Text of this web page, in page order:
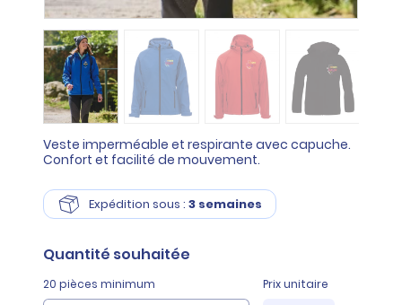
Veste imperméable et respirante avec capuche.
Confort et facilité de mouvement.
Expédition sous : 3 semaines
Quantité souhaitée
20 pièces minimum
Prix unitaire